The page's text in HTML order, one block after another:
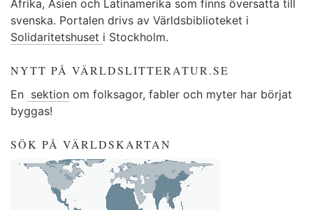
Afrika, Asien och Latinamerika som finns översatta till
svenska. Portalen drivs av Världsbiblioteket i
Solidaritetshuset i Stockholm.
NYTT PÅ VÄRLDSLITTERATUR.SE
En sektion om folksagor, fabler och myter har börjat
byggas!
SÖK PÅ VÄRLDSKARTAN